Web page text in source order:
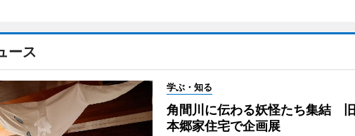
ース
学ぶ・知る
角間川に伝わる妖怪たち集結 旧
本郷家住宅で企画展